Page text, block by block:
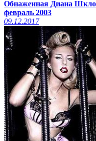
Обнаженная Диана
февраль 2003
09.12.2017